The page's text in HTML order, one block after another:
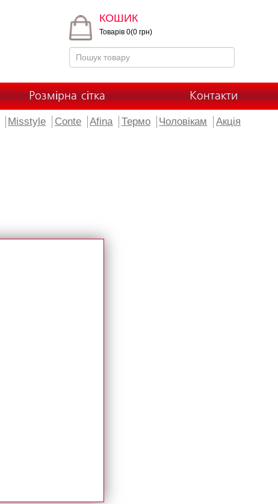
КОШИК
Товарів 0(0 грн)
Розмірна сітка Контакти
Misstyle Conte Afina Термо Чоловікам Акція